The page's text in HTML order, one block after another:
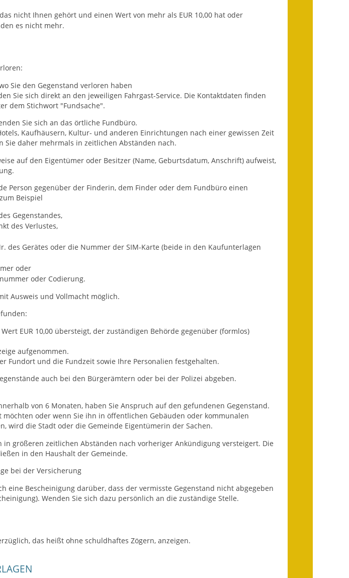
Infos in Leichter Sprache
Straßenbau
Kreisstraße
Buslinie 168
Bauhof Notzingen
Behördenadressen
Beratungsstellen im
Dienstleistungen
Sitzungsberichte 2015
Sitzungsberichte 2017
nicht Ihnen gehört und einen Wert von mehr als EUR 10,00 hat oder
es nicht mehr.
Sie den Gegenstand verloren haben
Sie sich direkt an den jeweiligen Fahrgast-Service. Die Kontaktdaten finden
dem Stichwort "Fundsache".
Sie sich an das örtliche Fundbüro.
Kaufhäusern, Kultur- und anderen Einrichtungen nach einer gewissen Zeit
Sie daher mehrmals in zeitlichen Abständen nach.
auf den Eigentümer oder Besitzer (Name, Geburtsdatum, Anschrift) aufweist,
Person gegenüber der Finderin, dem Finder oder dem Fundbüro einen
Beispiel
Gegenstandes,
des Verlustes,
des Gerätes oder die Nummer der SIM-Karte (beide in den Kaufunterlagen
oder
oder Codierung.
Ausweis und Vollmacht möglich.
EUR 10,00 übersteigt, der zuständigen Behörde gegenüber (formlos)
aufgenommen.
Fundort und die Fundzeit sowie Ihre Personalien festgehalten.
auch bei den Bürgerämtern oder bei der Polizei abgeben.
von 6 Monaten, haben Sie Anspruch auf den gefundenen Gegenstand.
möchten oder wenn Sie ihn in öffentlichen Gebäuden oder kommunalen
wird die Stadt oder die Gemeinde Eigentümerin der Sachen.
in größeren zeitlichen Abständen nach vorheriger Ankündigung versteigert. Die
in den Haushalt der Gemeinde.
bei der Versicherung
eine Bescheinigung darüber, dass der vermisste Gegenstand nicht abgegeben
Wenden Sie sich dazu persönlich an die zuständige Stelle.
das heißt ohne schuldhaftes Zögern, anzeigen.